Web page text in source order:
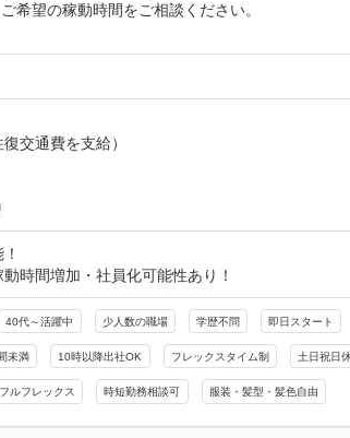
希望の稼動時間をご相談ください。
交通費を支給）
時間増加・社員化可能性あり！
40代～活躍中 少人数の職場 学歴不問 即日スタート
未満 10時以降出社OK フレックスタイム制 土日祝日
フルフレックス 時短勤務相談可 服装・髪型・髪色自由